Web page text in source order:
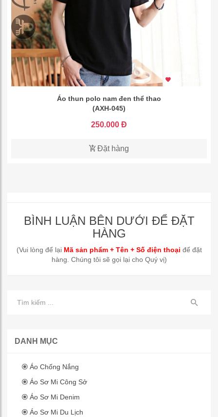
Áo thun polo nam đen thể thao
(AXH-045)
250.000 Đ
Đặt hàng
BÌNH LUẬN BÊN DƯỚI ĐỂ ĐẶT
HÀNG
(Vui lòng để lại Mã sản phẩm + Tên + Số điện thoại để đặt
hàng. Chúng tôi sẽ gọi lại cho Quý vị)
DANH MỤC
Áo Chống Nắng
Áo Sơ Mi Công Sở
Áo Sơ Mi Denim
Áo Sơ Mi Du Lịch